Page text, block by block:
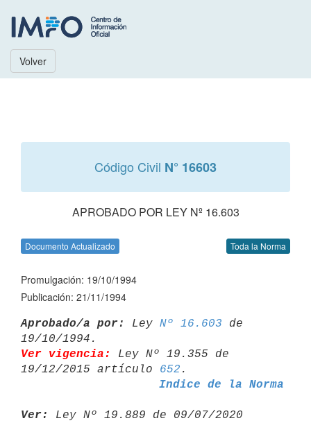
Volver
Código Civil N° 16603
APROBADO POR LEY Nº 16.603
Documento Actualizado Toda la Norma
Promulgación: 19/10/1994
Publicación: 21/11/1994
Aprobado/a por: Ley Nº 16.603 de
Ver vigencia:
Ley Nº 19.355 de
19/12/2015 artículo 652
Indice de la Norma
Ver:
Ley Nº 19.889 de 09/07/2020